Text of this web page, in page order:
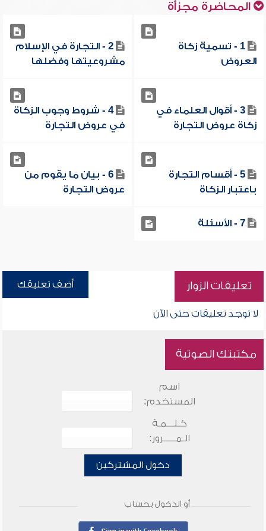
المحاضرة مجزأة
1 - تسمية زكاة
العروض
2 - التجارة في الإسلام
مشروعيتها وفضلها
3 - أقوال العلماء في
زكاة عروض التجارة
4 - شروط وجوب الزكاة
في عروض التجارة
5 - أقسام التجارة
باعتبار الزكاة
6 - بيان ما يقوم من
عروض التجارة
7 - الأسئلة
تعليقات الزوار أضف تعليقك
لا توجد تعليقات حتى الآن
مكتبتك الصوتية
اسم
المستخدم:
كـلـــمـة
الـمـــــرور:
دخول المشتركين
أو الدخول بحساب